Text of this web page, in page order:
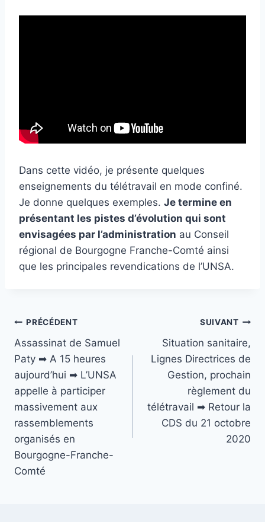
Dans cette vidéo, je présente quelques
enseignements du télétravail en mode confiné.
Je donne quelques exemples. Je termine en
présentant les pistes d’évolution qui sont
envisagées par l’administration au Conseil
régional de Bourgogne Franche-Comté ainsi
que les principales revendications de l’UNSA.
Navigation
de
l’article
PRÉCÉDENT
Assassinat de Samuel
Paty ➡ A 15 heures
aujourd’hui ➡ L’UNSA
appelle à participer
massivement aux
rassemblements
organisés en
Bourgogne-Franche-
Comté
SUIVANT
Situation sanitaire,
Lignes Directrices de
Gestion, prochain
règlement du
télétravail ➡ Retour la
CDS du 21 octobre
2020